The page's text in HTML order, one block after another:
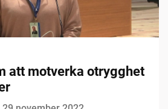
att motverka otrygghet